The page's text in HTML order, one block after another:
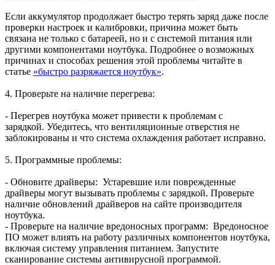
Если аккумулятор продолжает быстро терять заряд даже после
проверки настроек и калибровки, причина может быть
связана не только с батареей, но и с системой питания или
другими компонентами ноутбука. Подробнее о возможных
причинах и способах решения этой проблемы читайте в
статье «быстро разряжается ноутбук».
4. Проверьте на наличие перегрева:
- Перегрев ноутбука может привести к проблемам с
зарядкой. Убедитесь, что вентиляционные отверстия не
заблокированы и что система охлаждения работает исправно.
5. Программные проблемы:
- Обновите драйверы: Устаревшие или поврежденные
драйверы могут вызывать проблемы с зарядкой. Проверьте
наличие обновлений драйверов на сайте производителя
ноутбука.
- Проверьте на наличие вредоносных программ: Вредоносное
ПО может влиять на работу различных компонентов ноутбука,
включая систему управления питанием. Запустите
сканирование системы антивирусной программой.